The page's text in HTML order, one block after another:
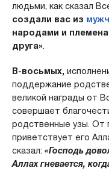
людьми, как сказал
создали вас из
народами и
друга».
В-восьмых,
поддержание
великой награды от
совершает
родственные узы. От
приветствует его
сказал: «Господь
Аллах гневается,